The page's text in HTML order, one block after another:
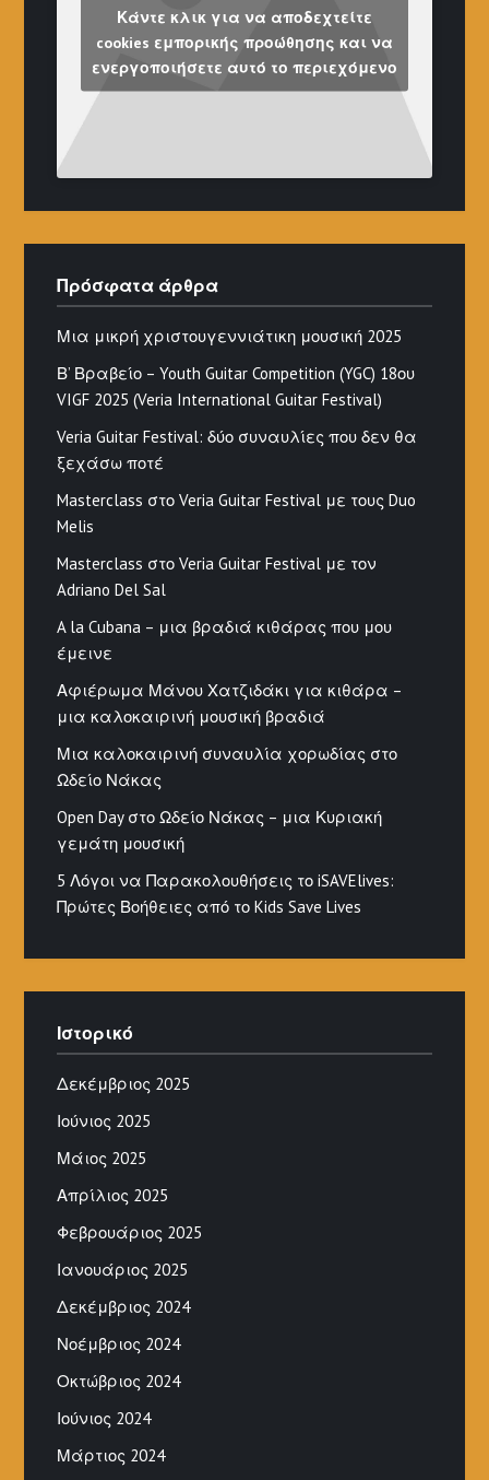
Κάντε κλικ για να αποδεχτείτε
cookies εμπορικής προώθησης και να
ενεργοποιήσετε αυτό το περιεχόμενο
Πρόσφατα άρθρα
Μια μικρή χριστουγεννιάτικη μουσική 2025
Β’ Βραβείο – Youth Guitar Competition (YGC) 18ου
VIGF 2025 (Veria International Guitar Festival)
Veria Guitar Festival: δύο συναυλίες που δεν θα
ξεχάσω ποτέ
Masterclass στο Veria Guitar Festival με τους Duo
Melis
Masterclass στο Veria Guitar Festival με τον
Adriano Del Sal
A la Cubana – μια βραδιά κιθάρας που μου
έμεινε
Αφιέρωμα Μάνου Χατζιδάκι για κιθάρα –
μια καλοκαιρινή μουσική βραδιά
Μια καλοκαιρινή συναυλία χορωδίας στο
Ωδείο Νάκας
Open Day στο Ωδείο Νάκας – μια Κυριακή
γεμάτη μουσική
5 Λόγοι να Παρακολουθήσεις το iSAVElives:
Πρώτες Βοήθειες από το Kids Save Lives
Ιστορικό
Δεκέμβριος 2025
Ιούνιος 2025
Μάιος 2025
Απρίλιος 2025
Φεβρουάριος 2025
Ιανουάριος 2025
Δεκέμβριος 2024
Νοέμβριος 2024
Οκτώβριος 2024
Ιούνιος 2024
Μάρτιος 2024